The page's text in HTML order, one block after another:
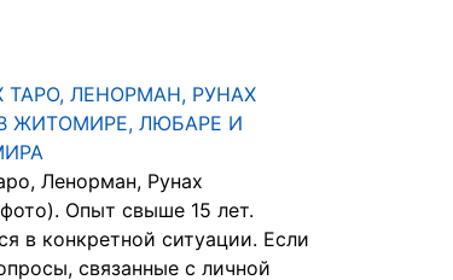
ТАРО, ЛЕНОРМАН, РУНАХ
ЖИТОМИРЕ, ЛЮБАРЕ И
Ленорман, Рунах
Опыт свыше 15 лет.
в конкретной ситуации. Если
связанные с личной